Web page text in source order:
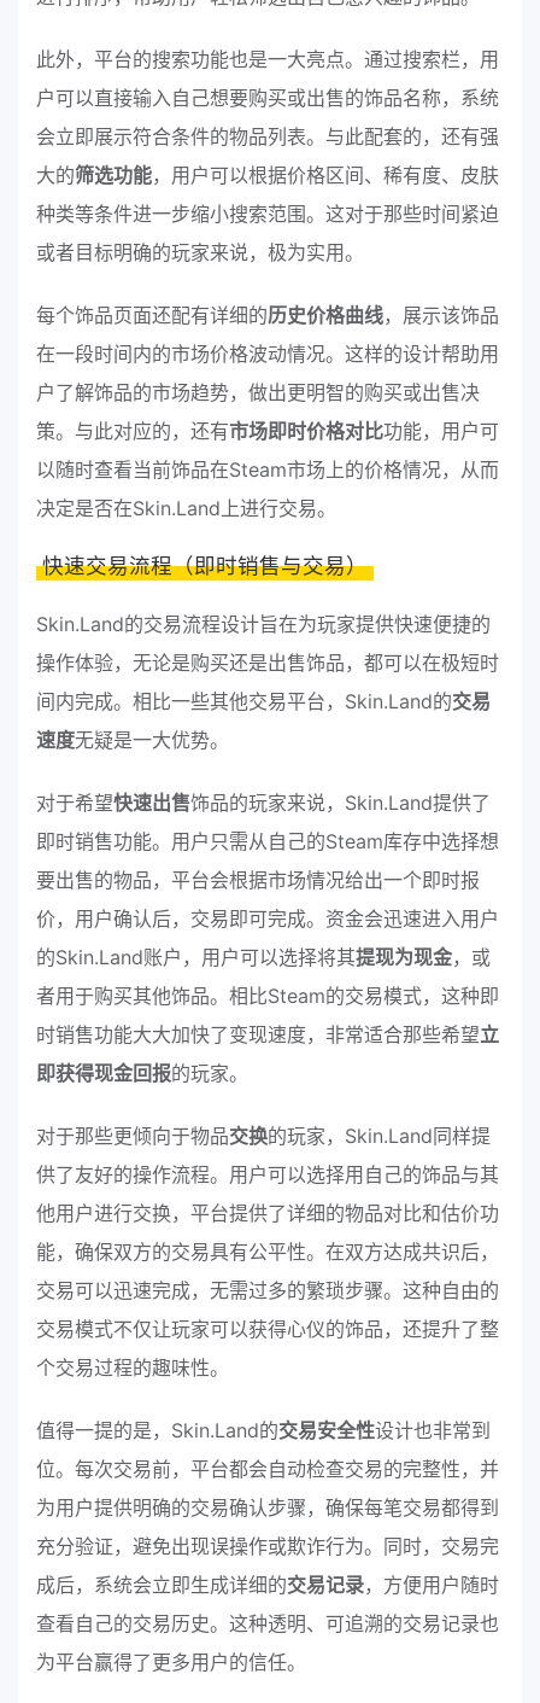
此外，平台的搜索功能也是一大亮点。通过搜索栏，用
户可以直接输入自己想要购买或出售的饰品名称，系统
会立即展示符合条件的物品列表。与此配套的，还有强
大的筛选功能，用户可以根据价格区间、稀有度、皮肤
种类等条件进一步缩小搜索范围。这对于那些时间紧迫
或者目标明确的玩家来说，极为实用。
每个饰品页面还配有详细的历史价格曲线，展示该饰品
在一段时间内的市场价格波动情况。这样的设计帮助用
户了解饰品的市场趋势，做出更明智的购买或出售决
策。与此对应的，还有市场即时价格对比功能，用户可
以随时查看当前饰品在Steam市场上的价格情况，从而
决定是否在Skin.Land上进行交易。
快速交易流程（即时销售与交易）
Skin.Land的交易流程设计旨在为玩家提供快速便捷的
操作体验，无论是购买还是出售饰品，都可以在极短时
间内完成。相比一些其他交易平台，Skin.Land的交易
速度无疑是一大优势。
对于希望快速出售饰品的玩家来说，Skin.Land提供了
即时销售功能。用户只需从自己的Steam库存中选择想
要出售的物品，平台会根据市场情况给出一个即时报
价，用户确认后，交易即可完成。资金会迅速进入用户
的Skin.Land账户，用户可以选择将其提现为现金，或
者用于购买其他饰品。相比Steam的交易模式，这种即
时销售功能大大加快了变现速度，非常适合那些希望立
即获得现金回报的玩家。
对于那些更倾向于物品交换的玩家，Skin.Land同样提
供了友好的操作流程。用户可以选择用自己的饰品与其
他用户进行交换，平台提供了详细的物品对比和估价功
能，确保双方的交易具有公平性。在双方达成共识后，
交易可以迅速完成，无需过多的繁琐步骤。这种自由的
交易模式不仅让玩家可以获得心仪的饰品，还提升了整
个交易过程的趣味性。
值得一提的是，Skin.Land的交易安全性设计也非常到
位。每次交易前，平台都会自动检查交易的完整性，并
为用户提供明确的交易确认步骤，确保每笔交易都得到
充分验证，避免出现误操作或欺诈行为。同时，交易完
成后，系统会立即生成详细的交易记录，方便用户随时
查看自己的交易历史。这种透明、可追溯的交易记录也
为平台赢得了更多用户的信任。